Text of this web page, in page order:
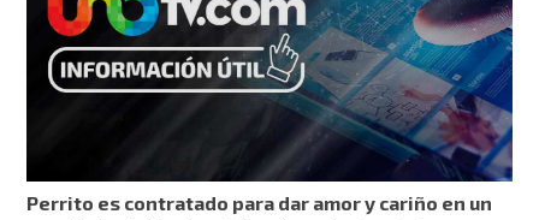
Perrito es contratado para dar amor y cariño en un